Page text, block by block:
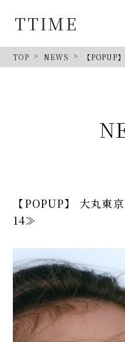
TTIME
TOP NEWS 【
【POPUP】 大丸
14≫